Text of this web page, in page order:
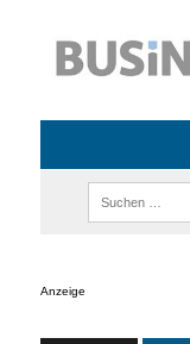
Anzeige